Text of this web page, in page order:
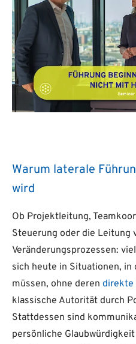
Warum laterale
wird
Ob Projektleitung,
Steuerung oder die Leitung
Veränderungsprozessen:
sich heute in Situationen, in
müssen, ohne deren direkte
klassische Autorität durch
Stattdessen sind
persönliche